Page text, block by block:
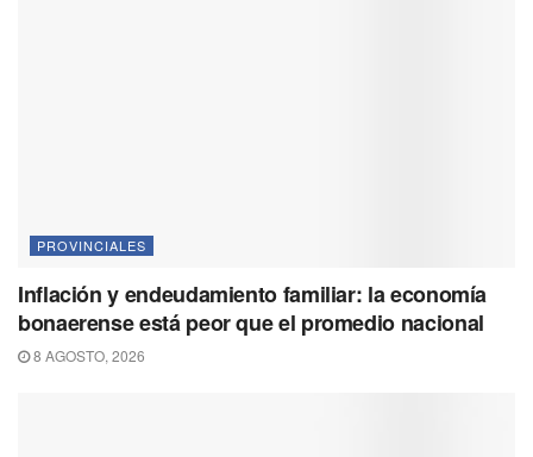
PROVINCIALES
Inflación y endeudamiento familiar: la economía
bonaerense está peor que el promedio nacional
8 AGOSTO, 2026